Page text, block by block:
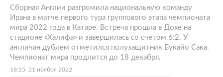
Сборная Англии разгромила национальную команду
Ирана в матче первого тура группового этапа чемпионата
мира 2022 года в Катаре. Встреча прошла в Дохе на
стадионе «Халифа» и завершилась со счетом 6:2. У
англичан дублем отметился полузащитник Букайо Сака.
Чемпионат мира продлится до 18 декабря.
18:15, 21 ноября 2022